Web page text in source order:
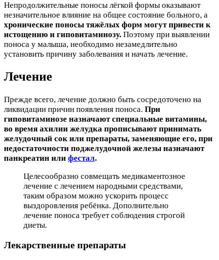
Непродолжительные поносы лёгкой формы оказывают
незначительное влияние на общее состояние больного, а
хронические поносы тяжёлых форм могут привести к
истощению и гиповитаминозу. Поэтому при выявлении
поноса у малыша, необходимо незамедлительно
установить причину заболевания и начать лечение.
Лечение
Прежде всего, лечение должно быть сосредоточено на
ликвидации причин появления поноса. При
гиповитаминозе назначают специальные витамины,
во время ахилии желудка прописывают принимать
желудочный сок или препараты, заменяющие его, при
недостаточности поджелудочной железы назначают
панкреатин или фестал.
Целесообразно совмещать медикаментозное
лечение с лечением народными средствами,
таким образом можно ускорить процесс
выздоровления ребёнка. Дополнительно
лечение поноса требует соблюдения строгой
диеты.
Лекарственные препараты